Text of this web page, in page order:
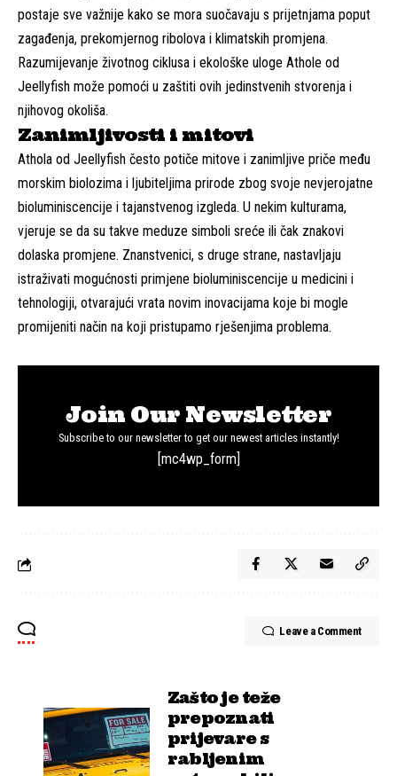
postaje sve važnije kako se mora suočavaju s prijetnjama poput
zagađenja, prekomjernog ribolova i klimatskih promjena.
Razumijevanje životnog ciklusa i ekološke uloge Athole od
Jeellyfish može pomoći u zaštiti ovih jedinstvenih stvorenja i
njihovog okoliša.
Zanimljivosti i mitovi
Athola od Jeellyfish često potiče mitove i zanimljive priče među
morskim biolozima i ljubiteljima prirode zbog svoje nevjerojatne
bioluminiscencije i tajanstvenog izgleda. U nekim kulturama,
vjeruje se da su takve meduze simboli sreće ili čak znakovi
dolaska promjene. Znanstvenici, s druge strane, nastavljaju
istraživati mogućnosti primjene bioluminiscencije u medicini i
tehnologiji, otvarajući vrata novim inovacijama koje bi mogle
promijeniti način na koji pristupamo rješenjima problema.
Join Our Newsletter
Subscribe to our newsletter to get our newest articles instantly!
[mc4wp_form]
Leave a Comment
Zašto je teže
prepoznati
prijevare s
rabljenim